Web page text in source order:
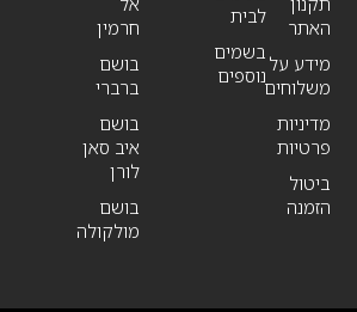
האתר
מידע על
משלוחים
מדיניות
פרטיות
ביטול
הזמנה
לבית
בשמים
נוספים
חרמין
בושם
ברברי
בושם
איב סאן
לורן
בושם
מולקולה